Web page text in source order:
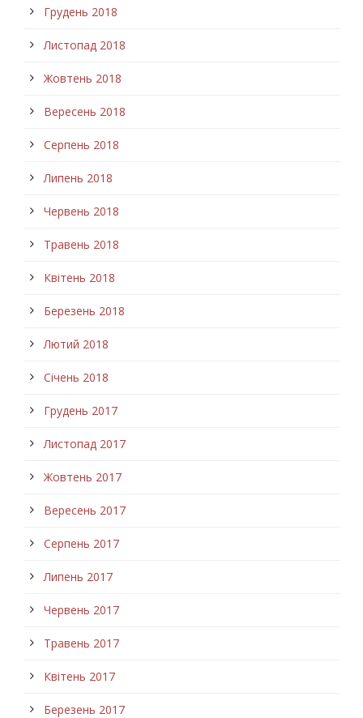
Грудень 2018
Листопад 2018
Жовтень 2018
Вересень 2018
Серпень 2018
Липень 2018
Червень 2018
Травень 2018
Квітень 2018
Березень 2018
Лютий 2018
Січень 2018
Грудень 2017
Листопад 2017
Жовтень 2017
Вересень 2017
Серпень 2017
Липень 2017
Червень 2017
Травень 2017
Квітень 2017
Березень 2017